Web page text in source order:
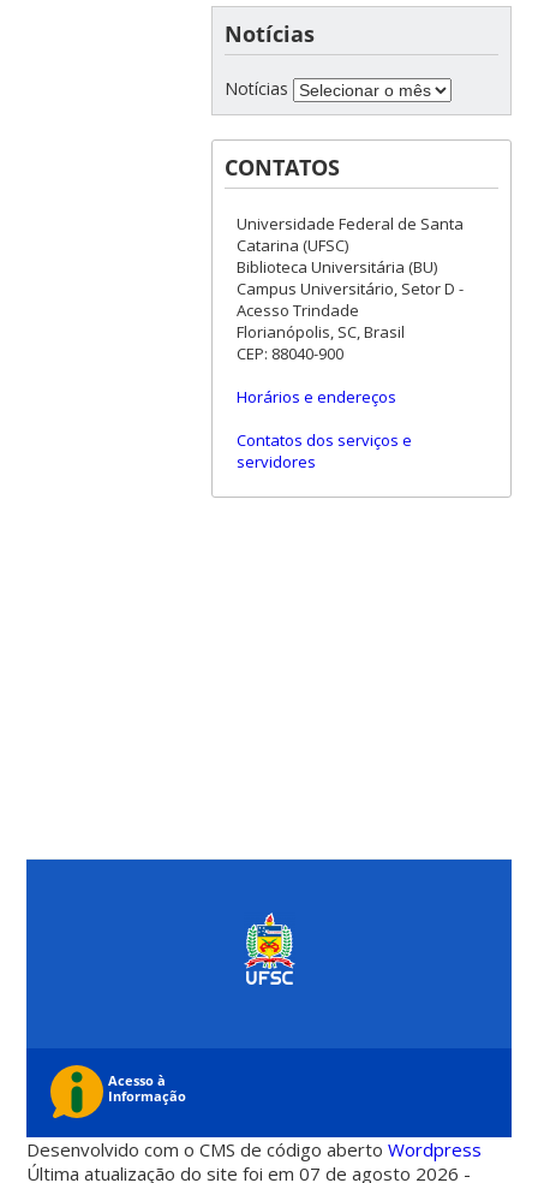
Notícias
Notícias
CONTATOS
Universidade Federal de Santa
Catarina (UFSC)
Biblioteca Universitária (BU)
Campus Universitário, Setor D -
Acesso Trindade
Florianópolis, SC, Brasil
CEP: 88040-900
Horários e endereços
Contatos dos serviços e
servidores
Desenvolvido com o CMS de código abertoWordpress
Última atualização do site foi em 07 de agosto 2026 -